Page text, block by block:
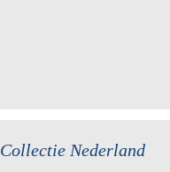
Collectie Nederland